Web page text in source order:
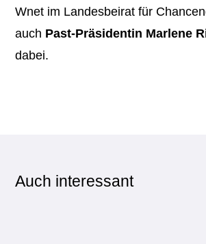
Wnet im Landesbeirat für
auch Past-Präsidentin Marlene
dabei.
Auch interessant